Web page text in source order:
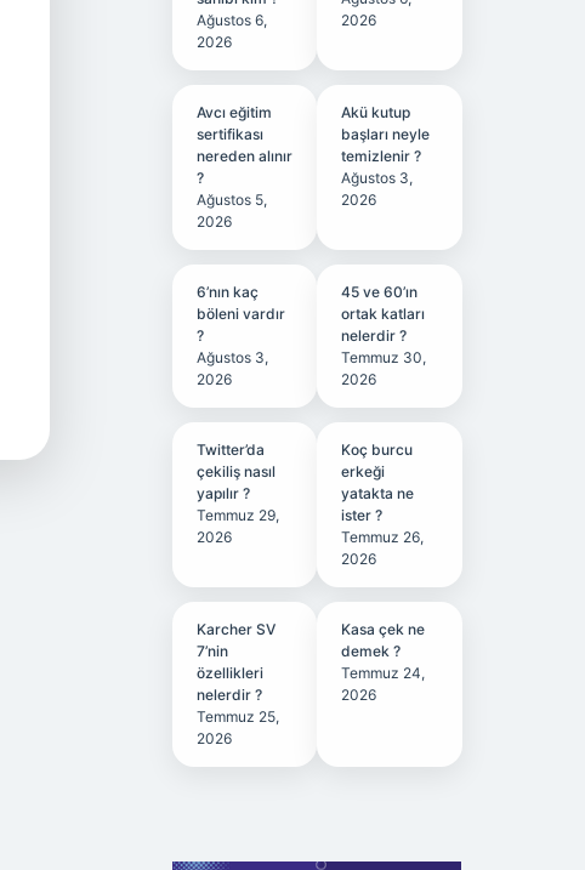
Ağustos 6,
2026
2026
Avcı eğitim
sertifikası
nereden alınır
?
Ağustos 5,
2026
Akü kutup
başları neyle
temizlenir ?
Ağustos 3,
2026
6’nın kaç
böleni vardır
?
Ağustos 3,
2026
45 ve 60’ın
ortak katları
nelerdir ?
Temmuz 30,
2026
Twitter’da
çekiliş nasıl
yapılır ?
Temmuz 29,
2026
Koç burcu
erkeği
yatakta ne
ister ?
Temmuz 26,
2026
Karcher SV
7’nin
özellikleri
nelerdir ?
Temmuz 25,
2026
Kasa çek ne
demek ?
Temmuz 24,
2026